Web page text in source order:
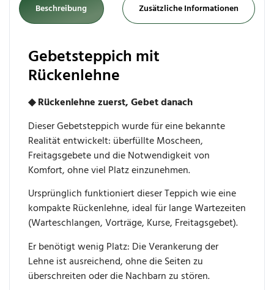
Beschreibung Zusätzliche Informationen
Gebetsteppich mit
Rückenlehne
◆ Rückenlehne zuerst, Gebet danach
Dieser Gebetsteppich wurde für eine bekannte
Realität entwickelt: überfüllte Moscheen,
Freitagsgebete und die Notwendigkeit von
Komfort, ohne viel Platz einzunehmen.
Ursprünglich funktioniert dieser Teppich wie eine
kompakte Rückenlehne, ideal für lange Wartezeiten
(Warteschlangen, Vorträge, Kurse, Freitagsgebet).
Er benötigt wenig Platz: Die Verankerung der
Lehne ist ausreichend, ohne die Seiten zu
überschreiten oder die Nachbarn zu stören.